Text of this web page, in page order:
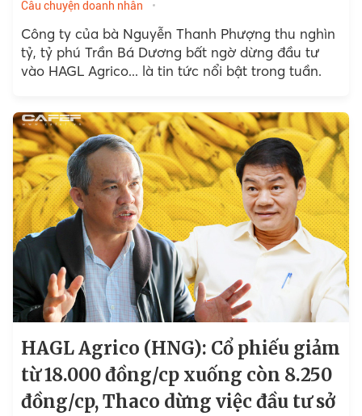
Câu chuyện doanh nhân
Công ty của bà Nguyễn Thanh Phượng thu nghìn
tỷ, tỷ phú Trần Bá Dương bất ngờ dừng đầu tư
vào HAGL Agrico... là tin tức nổi bật trong tuần.
HAGL Agrico (HNG): Cổ phiếu giảm
từ 18.000 đồng/cp xuống còn 8.250
đồng/cp, Thaco dừng việc đầu tư sở